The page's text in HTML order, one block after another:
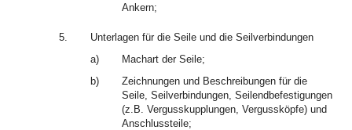
Ankern;
5.
Unterlagen für die Seile und die Seilverbindungen
a)
Machart der Seile;
b)
Zeichnungen und Beschreibungen für die
Seile, Seilverbindungen, Seilendbefestigungen
(z.B. Vergusskupplungen, Vergussköpfe) und
Anschlussteile;